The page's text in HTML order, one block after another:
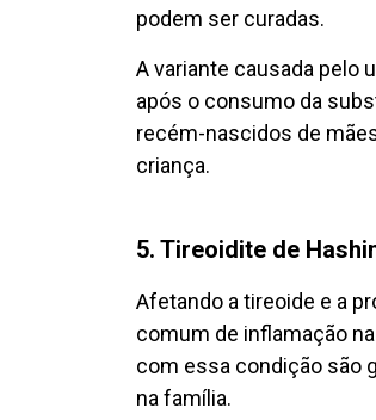
podem ser curadas.
A variante causada pelo
após o consumo da
recém-nascidos de
criança.
5. Tireoidite de
Afetando a tireoide e a
comum de inflamação
com essa condição são
na família.